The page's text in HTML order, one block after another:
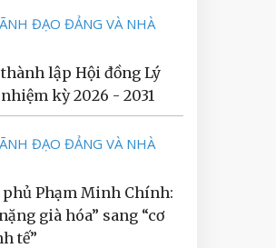
ĐẠO ĐẢNG VÀ NHÀ
lập Hội đồng Lý
kỳ 2026 - 2031
ĐẠO ĐẢNG VÀ NHÀ
Phạm Minh Chính:
già hóa” sang “cơ
tế”